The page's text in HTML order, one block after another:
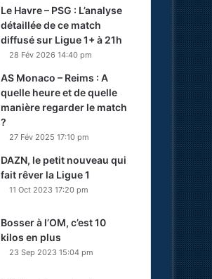
Le Havre – PSG : L’analyse
détaillée de ce match
diffusé sur Ligue 1+ à 21h
28 Fév 2026 14:40 pm
AS Monaco – Reims : A
quelle heure et de quelle
manière regarder le match
?
27 Fév 2025 17:10 pm
DAZN, le petit nouveau qui
fait rêver la Ligue 1
11 Oct 2023 17:20 pm
Bosser à l’OM, c’est 10
kilos en plus
23 Sep 2023 15:04 pm